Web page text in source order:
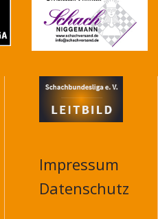
Impressum
Datenschutz